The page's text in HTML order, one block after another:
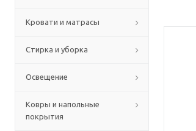
Кровати и матрасы
Стирка и уборка
Освещение
Ковры и напольные
покрытия